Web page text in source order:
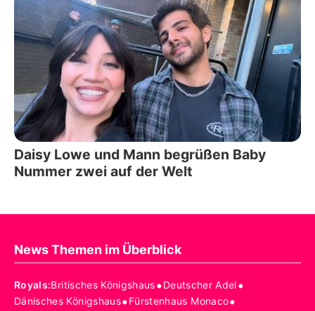
Daisy Lowe und Mann begrüßen Baby
Nummer zwei auf der Welt
News Themen im Überblick
Royals:Britisches Königshaus•Deutscher Adel•
Dänisches Königshaus•Fürstenhaus Monaco•